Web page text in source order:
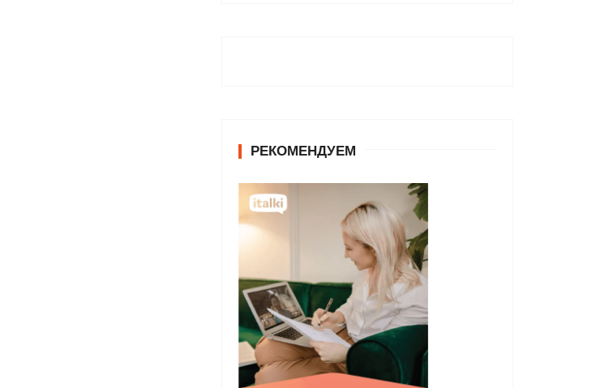
РЕКОМЕНДУЕМ